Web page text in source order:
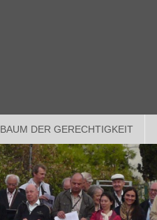
BAUM DER GERECHTIGKEIT